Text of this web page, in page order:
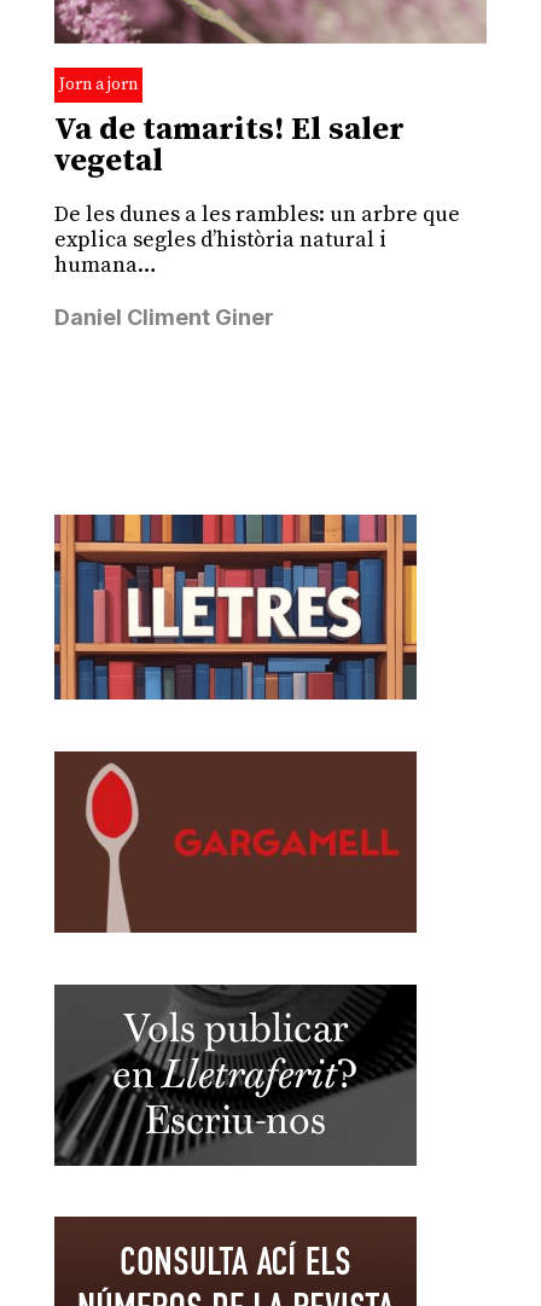
Jorn a jorn
Va de tamarits! El saler
vegetal
De les dunes a les rambles: un arbre que
explica segles d’història natural i
humana…
Daniel Climent Giner